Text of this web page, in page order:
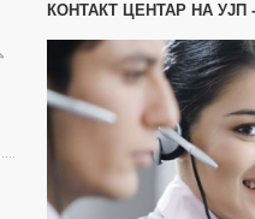
КОНТАКТ ЦЕНТАР НА